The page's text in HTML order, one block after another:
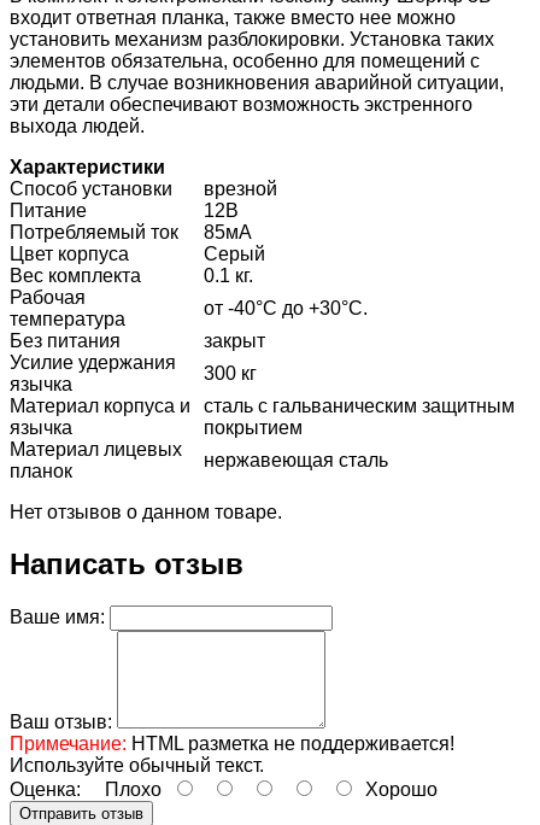
входит ответная планка, также вместо нее можно
установить механизм разблокировки. Установка таких
элементов обязательна, особенно для помещений с
людьми. В случае возникновения аварийной ситуации,
эти детали обеспечивают возможность экстренного
выхода людей.
Характеристики
Способ установки
врезной
Питание
12В
Потребляемый ток
85мА
Цвет корпуса
Серый
Вес комплекта
0.1 кг.
Рабочая
температура
от -40°C до +30°C.
Без питания
закрыт
Усилие удержания
язычка
300 кг
Материал корпуса и
язычка
сталь с гальваническим защитным
покрытием
Материал лицевых
планок
нержавеющая сталь
Нет отзывов о данном товаре.
Написать отзыв
Ваше имя:
Ваш отзыв:
Примечание: HTML разметка не поддерживается!
Используйте обычный текст.
Оценка: Плохо Хорошо
Отправить отзыв